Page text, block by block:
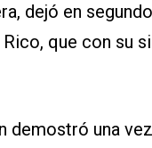
dejó en
que con su
demostró una